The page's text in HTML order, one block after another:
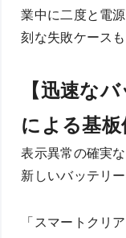
業中に二度と電
刻な失敗ケースも
【迅速な
による基板
表示異常の確実
新しいバッテリ
「スマートクリ